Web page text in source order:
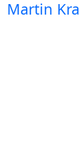
Martin